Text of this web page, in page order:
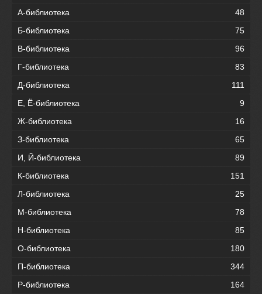
А-библиотека
48
Б-библиотека
75
В-библиотека
96
Г-библиотека
83
Д-библиотека
111
Е, Ё-библиотека
9
Ж-библиотека
16
З-библиотека
65
И, Й-библиотека
89
К-библиотека
151
Л-библиотека
25
М-библиотека
78
Н-библиотека
85
О-библиотека
180
П-библиотека
344
Р-библиотека
164